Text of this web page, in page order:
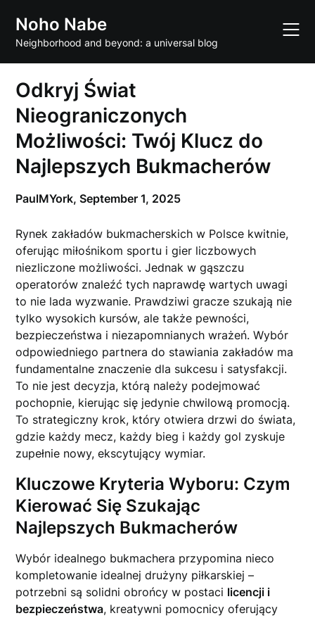
content
Noho Nabe
Neighborhood and beyond: a universal blog
Odkryj Świat
Nieograniczonych
Możliwości: Twój Klucz do
Najlepszych Bukmacherów
PaulMYork,September 1, 2025
Rynek zakładów bukmacherskich w Polsce kwitnie,
oferując miłośnikom sportu i gier liczbowych
niezliczone możliwości. Jednak w gąszczu
operatorów znaleźć tych naprawdę wartych uwagi
to nie lada wyzwanie. Prawdziwi gracze szukają nie
tylko wysokich kursów, ale także pewności,
bezpieczeństwa i niezapomnianych wrażeń. Wybór
odpowiedniego partnera do stawiania zakładów ma
fundamentalne znaczenie dla sukcesu i satysfakcji.
To nie jest decyzja, którą należy podejmować
pochopnie, kierując się jedynie chwilową promocją.
To strategiczny krok, który otwiera drzwi do świata,
gdzie każdy mecz, każdy bieg i każdy gol zyskuje
zupełnie nowy, ekscytujący wymiar.
Kluczowe Kryteria Wyboru: Czym
Kierować Się Szukając
Najlepszych Bukmacherów
Wybór idealnego bukmachera przypomina nieco
kompletowanie idealnej drużyny piłkarskiej –
potrzebni są solidni obrońcy w postaci licencji i
bezpieczeństwa, kreatywni pomocnicy oferujący